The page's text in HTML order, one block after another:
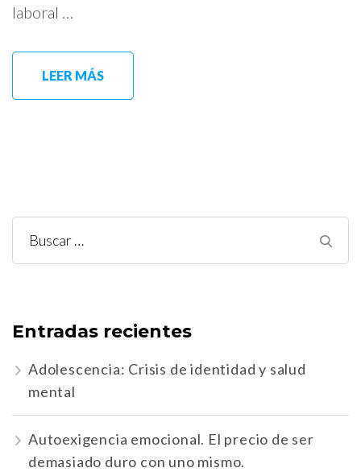
laboral …
LEER MÁS
Buscar:
Entradas recientes
Adolescencia: Crisis de identidad y salud
mental
Autoexigencia emocional. El precio de ser
demasiado duro con uno mismo.